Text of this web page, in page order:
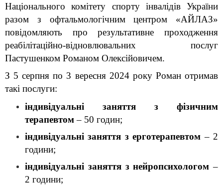
Національного комітету спорту інвалідів України
разом з офтальмологічним центром «АЙЛАЗ»
повідомляють про результативне проходження
реабілітаційно-відновлювальних послуг
Пастушенком Романом Олексійовичем.
З 5 серпня по 3 вересня 2024 року Роман отримав
такі послуги:
індивідуальні заняття з фізичним
терапевтом – 50 годин;
індивідуальні заняття з ерготерапевтом – 2
години;
індивідуальні заняття з нейропсихологом –
2 години;